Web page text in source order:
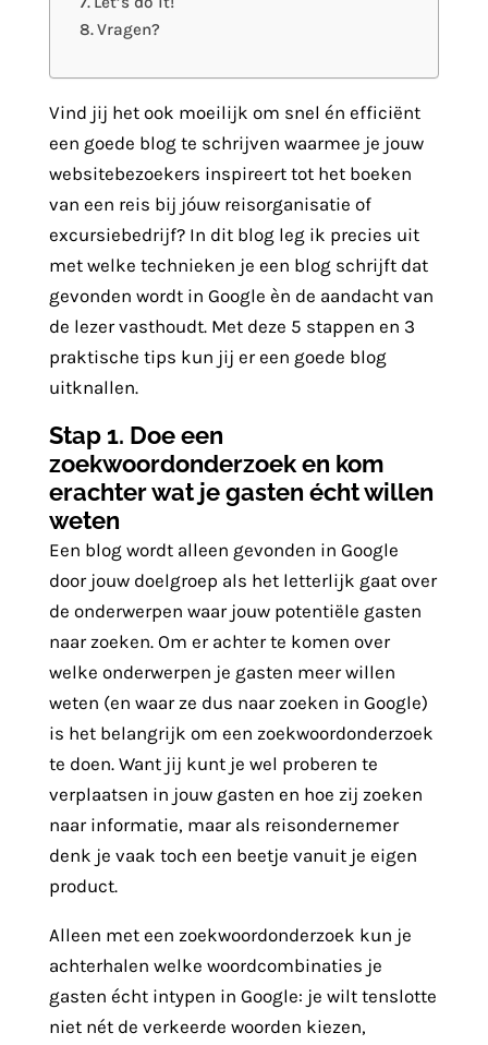
Vragen?
Vind jij het ook moeilijk om snel én efficiënt
een goede blog te schrijven waarmee je jouw
websitebezoekers inspireert tot het boeken
van een reis bij jóuw reisorganisatie of
excursiebedrijf? In dit blog leg ik precies uit
met welke technieken je een blog schrijft dat
gevonden wordt in Google èn de aandacht van
de lezer vasthoudt. Met deze 5 stappen en 3
praktische tips kun jij er een goede blog
uitknallen.
Stap 1. Doe een
zoekwoordonderzoek en kom
erachter wat je gasten écht willen
weten
Een blog wordt alleen gevonden in Google
door jouw doelgroep als het letterlijk gaat over
de onderwerpen waar jouw potentiële gasten
naar zoeken. Om er achter te komen over
welke onderwerpen je gasten meer willen
weten (en waar ze dus naar zoeken in Google)
is het belangrijk om een zoekwoordonderzoek
te doen. Want jij kunt je wel proberen te
verplaatsen in jouw gasten en hoe zij zoeken
naar informatie, maar als reisondernemer
denk je vaak toch een beetje vanuit je eigen
product.
Alleen met een zoekwoordonderzoek kun je
achterhalen welke woordcombinaties je
gasten écht intypen in Google: je wilt tenslotte
niet nét de verkeerde woorden kiezen,